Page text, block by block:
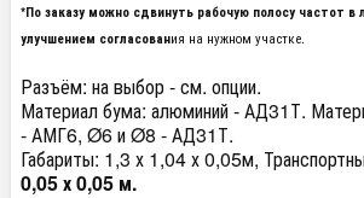
*По заказу можно сдвинуть рабочую полосу частот в
улучшением согласования на нужном участке.
Разъём: на выбор - см. опции.
Материал бума: алюминий - АД31Т.
- АМГ6, Ø6 и Ø8 - АД31Т.
Габариты: 1,3 х 1,04 х 0,05м,
0,05 х 0,05 м.